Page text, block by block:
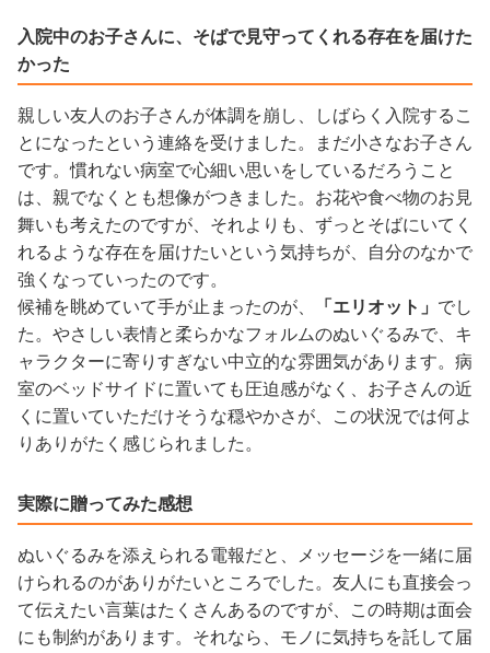
入院中のお子さんに、そばで見守ってくれる存在を届けた
かった
親しい友人のお子さんが体調を崩し、しばらく入院するこ
とになったという連絡を受けました。まだ小さなお子さん
です。慣れない病室で心細い思いをしているだろうこと
は、親でなくとも想像がつきました。お花や食べ物のお見
舞いも考えたのですが、それよりも、ずっとそばにいてく
れるような存在を届けたいという気持ちが、自分のなかで
強くなっていったのです。
候補を眺めていて手が止まったのが、
「エリオット」 でし
た。やさしい表情と柔らかなフォルムのぬいぐるみで、キ
ャラクターに寄りすぎない中立的な雰囲気があります。病
室のベッドサイドに置いても圧迫感がなく、お子さんの近
くに置いていただけそうな穏やかさが、この状況では何よ
りありがたく感じられました。
実際に贈ってみた感想
ぬいぐるみを添えられる電報だと、メッセージを一緒に届
けられるのがありがたいところでした。友人にも直接会っ
て伝えたい言葉はたくさんあるのですが、この時期は面会
にも制約があります。それなら、モノに気持ちを託して届